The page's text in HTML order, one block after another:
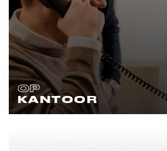
OP
KANTOOR